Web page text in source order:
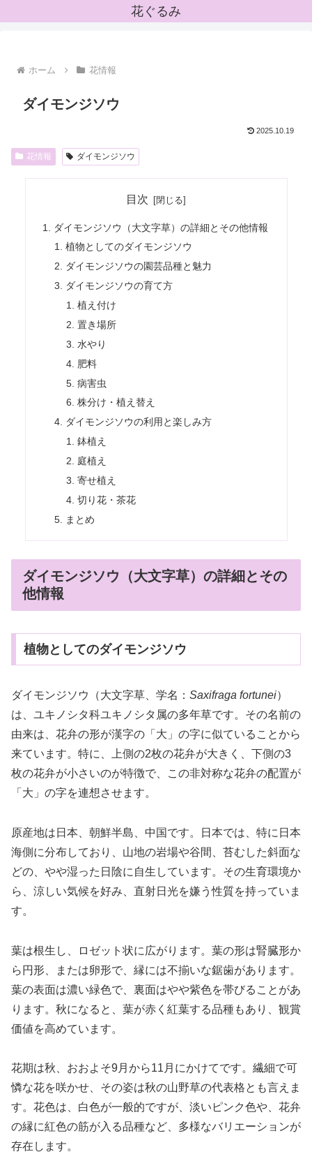
花ぐるみ
ホーム 花情報
ダイモンジソウ
2025.10.19
花情報 ダイモンジソウ
目次
ダイモンジソウ（大文字草）の詳細とその他情報
植物としてのダイモンジソウ
ダイモンジソウの園芸品種と魅力
ダイモンジソウの育て方
植え付け
置き場所
水やり
肥料
病害虫
株分け・植え替え
ダイモンジソウの利用と楽しみ方
鉢植え
庭植え
寄せ植え
切り花・茶花
まとめ
ダイモンジソウ（大文字草）の詳細とその
他情報
植物としてのダイモンジソウ
ダイモンジソウ（大文字草、学名： Saxifraga fortunei）
は、ユキノシタ科ユキノシタ属の多年草です。その名前の
由来は、花弁の形が漢字の「大」の字に似ていることから
来ています。特に、上側の2枚の花弁が大きく、下側の3
枚の花弁が小さいのが特徴で、この非対称な花弁の配置が
「大」の字を連想させます。
原産地は日本、朝鮮半島、中国です。日本では、特に日本
海側に分布しており、山地の岩場や谷間、苔むした斜面な
どの、やや湿った日陰に自生しています。その生育環境か
ら、涼しい気候を好み、直射日光を嫌う性質を持っていま
す。
葉は根生し、ロゼット状に広がります。葉の形は腎臓形か
ら円形、または卵形で、縁には不揃いな鋸歯があります。
葉の表面は濃い緑色で、裏面はやや紫色を帯びることがあ
ります。秋になると、葉が赤く紅葉する品種もあり、観賞
価値を高めています。
花期は秋、おおよそ9月から11月にかけてです。繊細で可
憐な花を咲かせ、その姿は秋の山野草の代表格とも言えま
す。花色は、白色が一般的ですが、淡いピンク色や、花弁
の縁に紅色の筋が入る品種など、多様なバリエーションが
存在します。